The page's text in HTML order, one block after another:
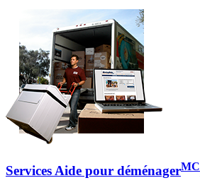
Services Aide pour déménagerMC